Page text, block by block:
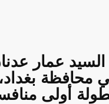
السيد عمار
هذه البطولة